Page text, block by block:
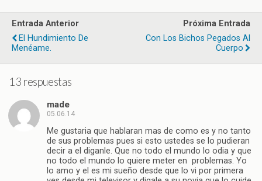
Entrada Anterior
El Hundimiento De
Menéame.
Próxima Entrada
Con Los Bichos Pegados Al
Cuerpo
13 respuestas
made
05.06.14
Me gustaria que hablaran mas de como es y no tanto
de sus problemas pues si esto ustedes se lo pudieran
decir a el diganle. Que no todo el mundo lo odia y que
no todo el mundo lo quiere meter en problemas. Yo
lo amo y el es mi sueño desde que lo vi por primera